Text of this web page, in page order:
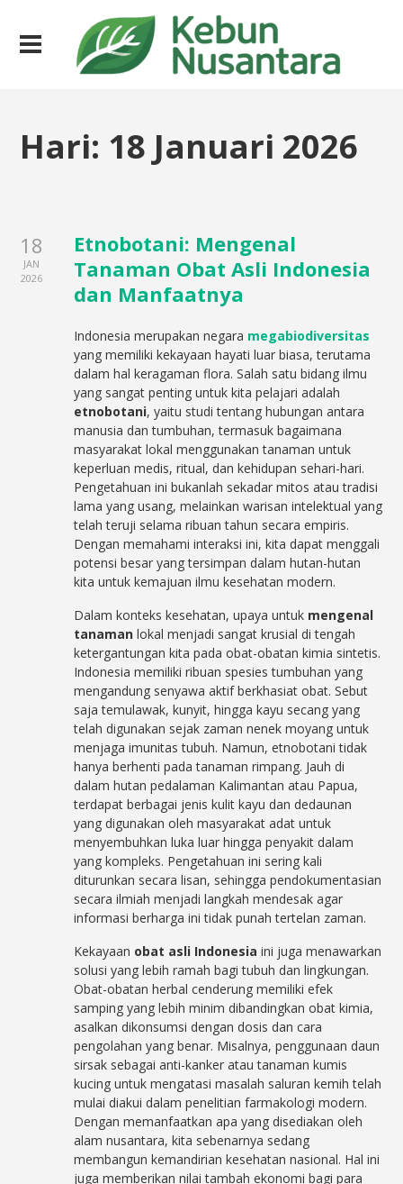
Hari: 18 Januari 2026
18
JAN
2026
Etnobotani: Mengenal
Tanaman Obat Asli Indonesia
dan Manfaatnya
Indonesia merupakan negara megabiodiversitas
yang memiliki kekayaan hayati luar biasa, terutama
dalam hal keragaman flora. Salah satu bidang ilmu
yang sangat penting untuk kita pelajari adalah
etnobotani, yaitu studi tentang hubungan antara
manusia dan tumbuhan, termasuk bagaimana
masyarakat lokal menggunakan tanaman untuk
keperluan medis, ritual, dan kehidupan sehari-hari.
Pengetahuan ini bukanlah sekadar mitos atau tradisi
lama yang usang, melainkan warisan intelektual yang
telah teruji selama ribuan tahun secara empiris.
Dengan memahami interaksi ini, kita dapat menggali
potensi besar yang tersimpan dalam hutan-hutan
kita untuk kemajuan ilmu kesehatan modern.
Dalam konteks kesehatan, upaya untuk mengenal
tanaman lokal menjadi sangat krusial di tengah
ketergantungan kita pada obat-obatan kimia sintetis.
Indonesia memiliki ribuan spesies tumbuhan yang
mengandung senyawa aktif berkhasiat obat. Sebut
saja temulawak, kunyit, hingga kayu secang yang
telah digunakan sejak zaman nenek moyang untuk
menjaga imunitas tubuh. Namun, etnobotani tidak
hanya berhenti pada tanaman rimpang. Jauh di
dalam hutan pedalaman Kalimantan atau Papua,
terdapat berbagai jenis kulit kayu dan dedaunan
yang digunakan oleh masyarakat adat untuk
menyembuhkan luka luar hingga penyakit dalam
yang kompleks. Pengetahuan ini sering kali
diturunkan secara lisan, sehingga pendokumentasian
secara ilmiah menjadi langkah mendesak agar
informasi berharga ini tidak punah tertelan zaman.
Kekayaan obat asli Indonesia ini juga menawarkan
solusi yang lebih ramah bagi tubuh dan lingkungan.
Obat-obatan herbal cenderung memiliki efek
samping yang lebih minim dibandingkan obat kimia,
asalkan dikonsumsi dengan dosis dan cara
pengolahan yang benar. Misalnya, penggunaan daun
sirsak sebagai anti-kanker atau tanaman kumis
kucing untuk mengatasi masalah saluran kemih telah
mulai diakui dalam penelitian farmakologi modern.
Dengan memanfaatkan apa yang disediakan oleh
alam nusantara, kita sebenarnya sedang
membangun kemandirian kesehatan nasional. Hal ini
juga memberikan nilai tambah ekonomi bagi para